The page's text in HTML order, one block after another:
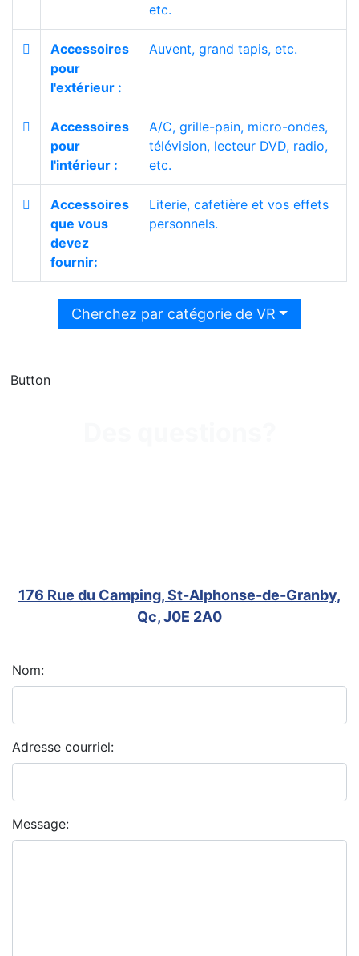
etc.
Accessoires
pour
l'extérieur :
Auvent, grand tapis, etc.
Accessoires
pour
l'intérieur :
A/C, grille-pain, micro-ondes,
télévision, lecteur DVD, radio,
etc.
Accessoires
que vous
devez
fournir:
Literie, cafetière et vos effets
personnels.
Cherchez par catégorie de VR
Button
176 Rue du Camping, St-Alphonse-de-Granby,
Qc, J0E 2A0
Nom:
Adresse courriel:
Message: